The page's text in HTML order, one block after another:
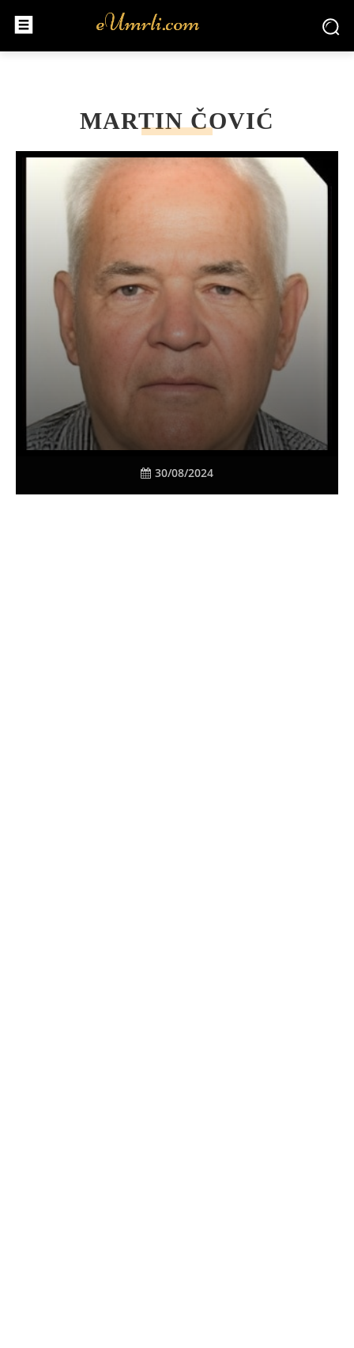
MARTIN ČOVIĆ
30/08/2024